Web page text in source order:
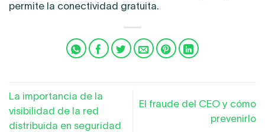
permite la conectividad gratuita.
La importancia de la
visibilidad de la red
distribuida en seguridad
El fraude del CEO y cómo
prevenirlo